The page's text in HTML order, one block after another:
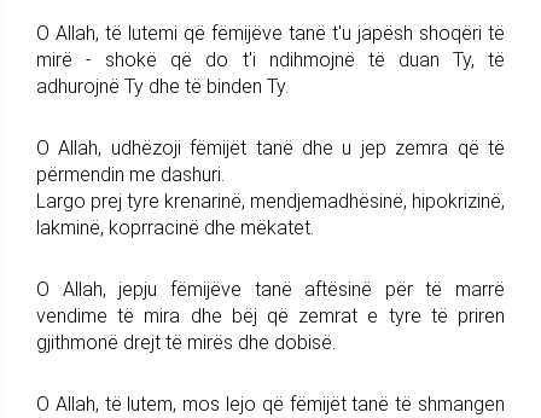
O Allah, të lutemi që fëmijëve tanë t'u japësh shoqëri të
mirë - shokë që do t'i ndihmojnë të duan Ty, të
adhurojnë Ty dhe të binden Ty.
O Allah, udhëzoji fëmijët tanë dhe u jep zemra që të
përmendin me dashuri.
Largo prej tyre krenarinë, mendjemadhësinë, hipokrizinë,
lakminë, koprracinë dhe mëkatet.
O Allah, jepju fëmijëve tanë aftësinë për të marrë
vendime të mira dhe bëj që zemrat e tyre të priren
gjithmonë drejt të mirës dhe dobisë.
O Allah, të lutem, mos lejo që fëmijët tanë të shmangen